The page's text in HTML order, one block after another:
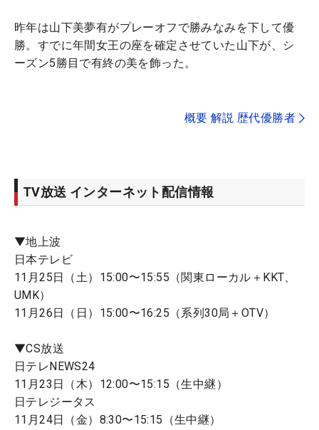
昨年は山下美夢有がプレーオフで勝みなみを下して優
勝。すでに年間女王の座を確定させていた山下が、シ
ーズン5勝目で有終の美を飾った。
概要 解説 歴代優勝者
TV放送 インターネット配信情報
▼地上波
日本テレビ
11月25日（土）15:00〜15:55（関東ローカル＋KKT、
UMK）
11月26日（日）15:00〜16:25（系列30局＋OTV）
▼CS放送
日テレNEWS24
11月23日（木）12:00〜15:15（生中継）
日テレジータス
11月24日（金）8:30〜15:15（生中継）